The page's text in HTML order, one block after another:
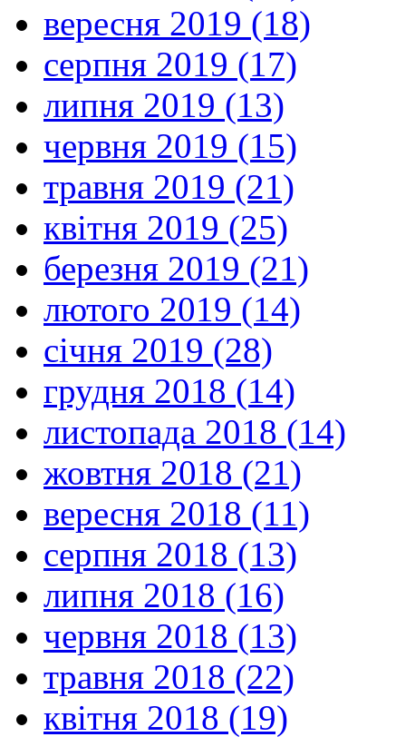
вересня 2019 (18)
серпня 2019 (17)
липня 2019 (13)
червня 2019 (15)
травня 2019 (21)
квітня 2019 (25)
березня 2019 (21)
лютого 2019 (14)
січня 2019 (28)
грудня 2018 (14)
листопада 2018 (14)
жовтня 2018 (21)
вересня 2018 (11)
серпня 2018 (13)
липня 2018 (16)
червня 2018 (13)
травня 2018 (22)
квітня 2018 (19)